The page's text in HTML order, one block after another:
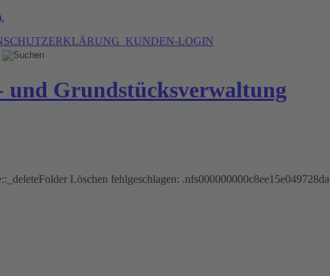
KUNDEN-LOGIN
Löschen fehlgeschlagen: .nfs000000000c8ee15e049728da